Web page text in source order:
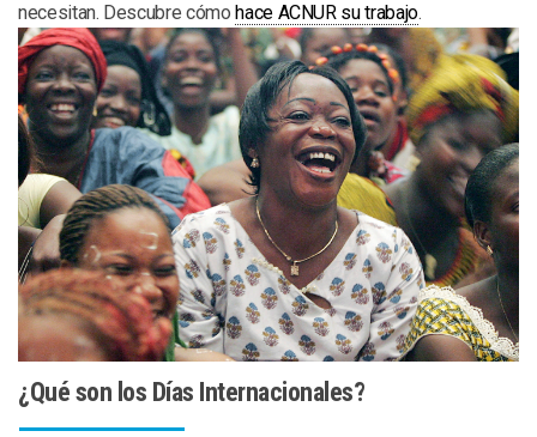
necesitan. Descubre cómo hace ACNUR su trabajo.
¿Qué son los Días Internacionales?